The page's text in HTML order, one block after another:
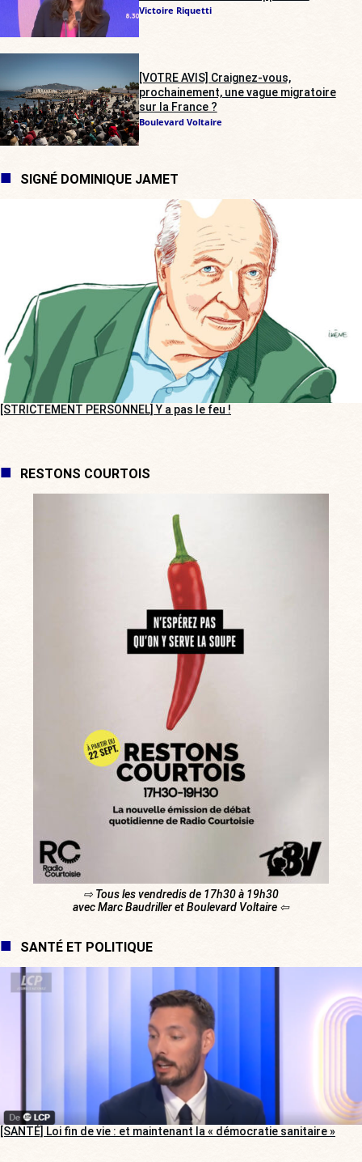
Victoire Riquetti
[VOTRE AVIS] Craignez-vous,
prochainement, une vague migratoire
sur la France ?
Boulevard Voltaire
SIGNÉ DOMINIQUE JAMET
[STRICTEMENT PERSONNEL] Y a pas le feu !
RESTONS COURTOIS
⇨ Tous les vendredis de 17h30 à 19h30
avec Marc Baudriller et Boulevard Voltaire ⇦
SANTÉ ET POLITIQUE
[SANTÉ] Loi fin de vie : et maintenant la « démocratie sanitaire »